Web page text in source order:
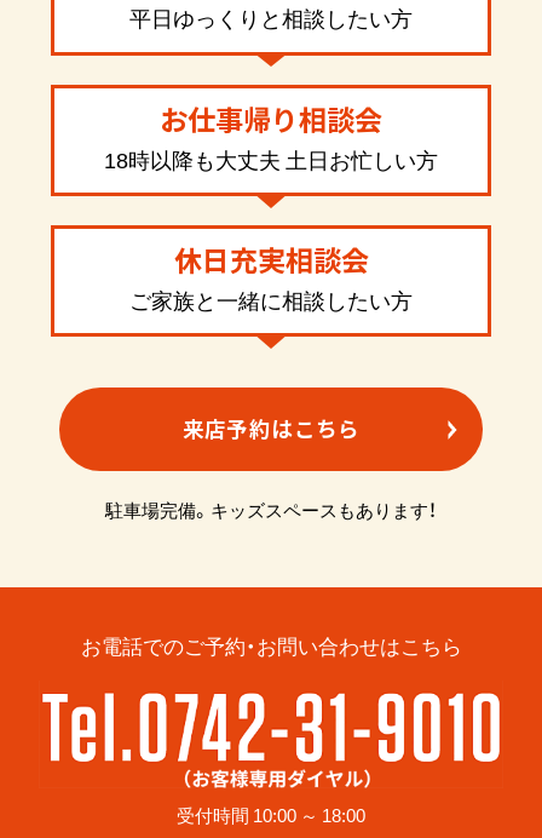
平日ゆっくりと相談したい方
お仕事帰り相談会
18時以降も大丈夫 土日お忙しい方
休日充実相談会
ご家族と一緒に相談したい方
来店予約はこちら
駐車場完備。キッズスペースもあります！
お電話でのご予約・お問い合わせはこちら
受付時間 10:00 ～ 18:00